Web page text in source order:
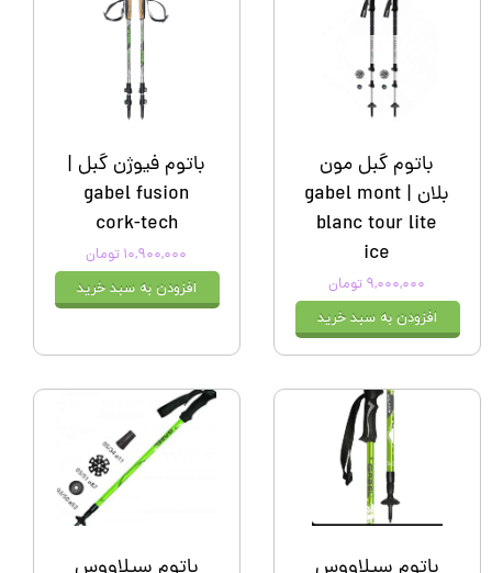
باتوم گبل مون
بلان | gabel mont
blanc tour lite
ice
۹,۰۰۰,۰۰۰ تومان
افزودن به سبد خرید
باتوم فیوژن گبل |
gabel fusion
cork-tech
۱۰,۹۰۰,۰۰۰ تومان
افزودن به سبد خرید